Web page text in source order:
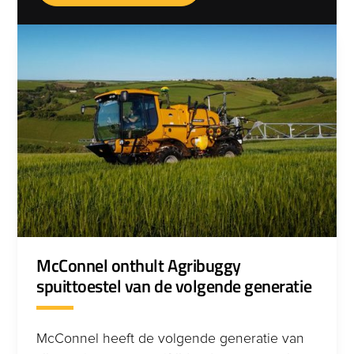
environments.
McConnel onthult Agribuggy
spuittoestel van de volgende generatie
McConnel heeft de volgende generatie van